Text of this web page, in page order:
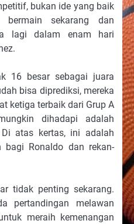
bukan ide yang baik
bermain sekarang dan
lagi dalam enam hari
16 besar sebagai juara
bisa diprediksi, mereka
ketiga terbaik dari Grup A
dihadapi adalah
atas kertas, ini adalah
Ronaldo dan rekan-
tidak penting sekarang.
pertandingan melawan
meraih kemenangan